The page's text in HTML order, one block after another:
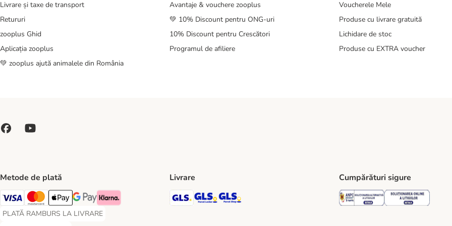
Livrare și taxe de transport
Retururi
zooplus Ghid
Aplicația zooplus
💚 zooplus ajută animalele din România
Avantaje & vouchere zooplus
💚 10% Discount pentru ONG-uri
10% Discount pentru Crescători
Programul de afiliere
Voucherele Mele
Produse cu livrare gratuită
Lichidare de stoc
Produse cu EXTRA voucher
Metode de plată
Visa Payment Method
Master Card Payment Method
Apple Pay Payment Method
Google Pay Payment Method
Klarna Payment Method
PLATĂ RAMBURS LA LIVRARE
PLATĂ RAMBURS LA LIVRARE Payment Method
Livrare
GLS Shipping Method
GLS Locker Shipping Method
GLS Parcel Shop Shipping Method
Cumpărături sigure
Security